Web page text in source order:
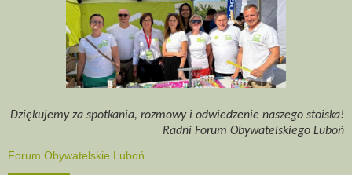
Dziękujemy za spotkania, rozmowy i odwiedzenie naszego stoiska!
Radni Forum Obywatelskiego Luboń
Forum Obywatelskie Luboń